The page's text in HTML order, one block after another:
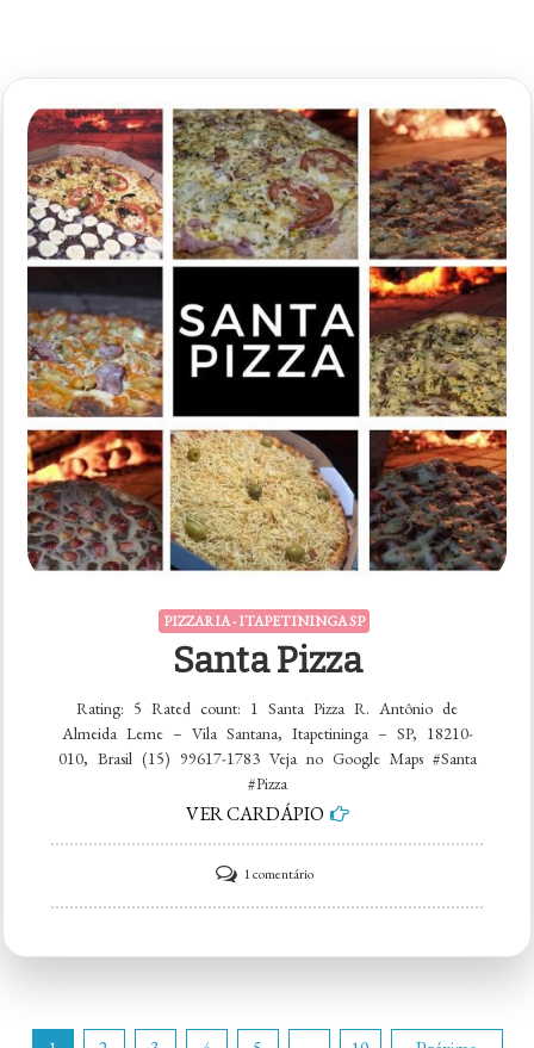
PIZZARIA - ITAPETININGA SP
Santa Pizza
Rating: 5 Rated count: 1 Santa Pizza R. Antônio de
Almeida Leme – Vila Santana, Itapetininga – SP, 18210-
010, Brasil (15) 99617-1783 Veja no Google Maps #Santa
#Pizza
VER CARDÁPIO
1 comentárioem
Santa